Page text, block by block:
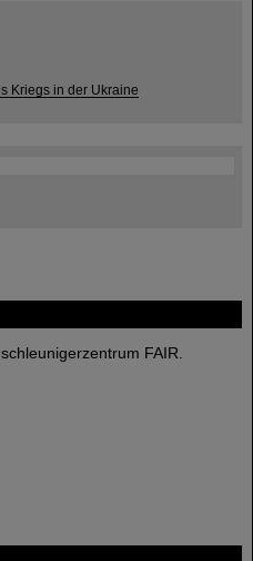
FAIR.
Kriegs in der Ukraine